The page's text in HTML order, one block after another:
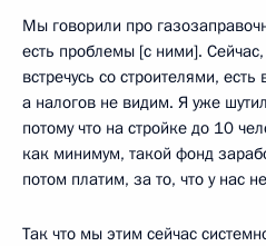
Мы говорили про
есть проблемы [с ними].
встречусь со строителями,
а налогов не видим. Я уже
потому что на стройке до 10
как минимум, такой фонд
потом платим, за то, что у нас
Так что мы этим сейчас